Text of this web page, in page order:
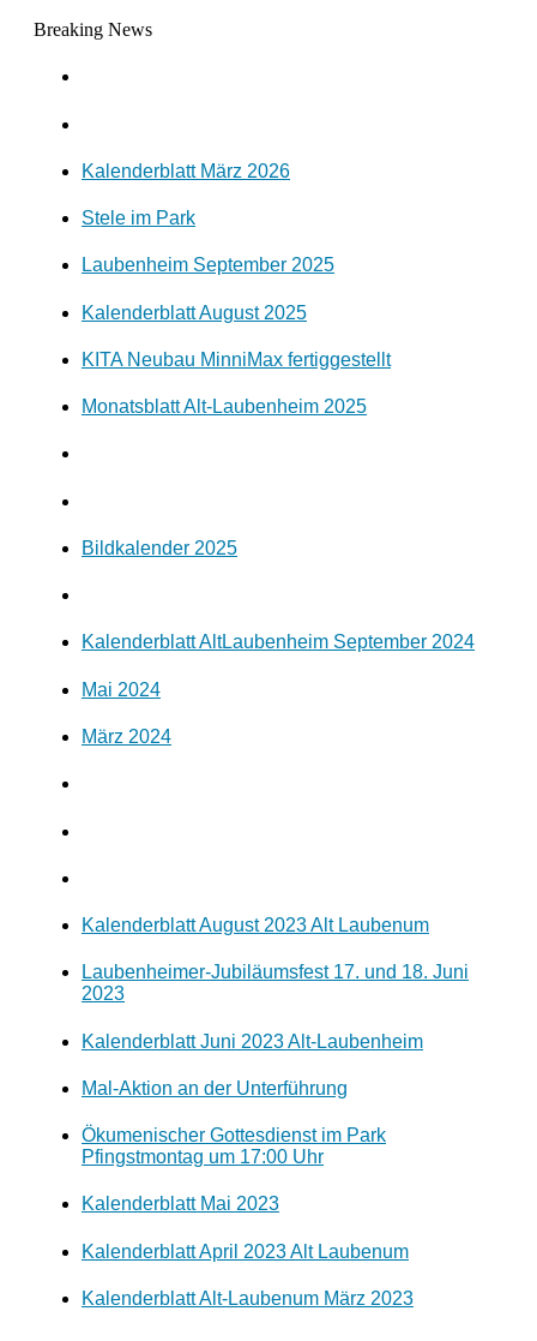
Breaking News
Kalenderblatt März 2026
Stele im Park
Laubenheim September 2025
Kalenderblatt August 2025
KITA Neubau MinniMax fertiggestellt
Monatsblatt Alt-Laubenheim 2025
Bildkalender 2025
Kalenderblatt AltLaubenheim September 2024
Mai 2024
März 2024
Kalenderblatt August 2023 Alt Laubenum
Laubenheimer-Jubiläumsfest 17. und 18. Juni
2023
Kalenderblatt Juni 2023 Alt-Laubenheim
Mal-Aktion an der Unterführung
Ökumenischer Gottesdienst im Park
Pfingstmontag um 17:00 Uhr
Kalenderblatt Mai 2023
Kalenderblatt April 2023 Alt Laubenum
Kalenderblatt Alt-Laubenum März 2023